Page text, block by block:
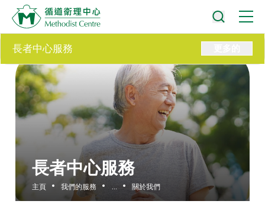
長者中心服務
主頁 我們的服務 關於我們
長者中心服務